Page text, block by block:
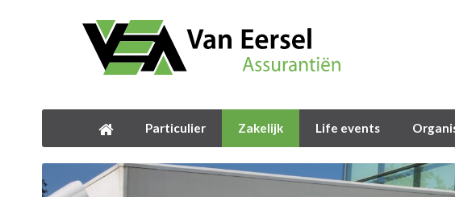
Particulier Zakelijk Life events